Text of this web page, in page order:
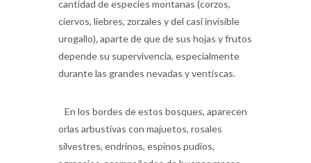
urogallo), aparte de que de sus hojas y frutos
depende su supervivencia, especialmente
durante las grandes nevadas y ventiscas.
silvestres, endrinos, espinos pudios,
agracejos, acompañados de buenas masas
de matorrales conformadas por escobonales